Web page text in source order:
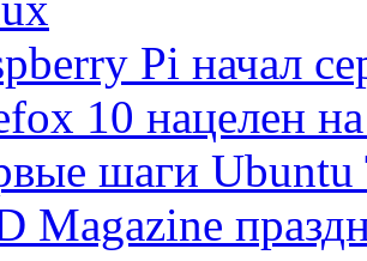
Pi начал
10 нацелен
шаги
Magazine